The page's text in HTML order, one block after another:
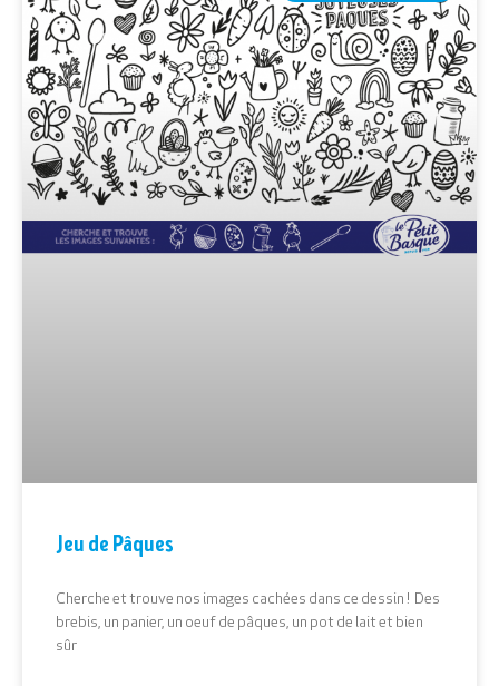
Jeu de Pâques
Cherche et trouve nos images cachées dans ce dessin ! Des
brebis, un panier, un oeuf de pâques, un pot de lait et bien
sûr